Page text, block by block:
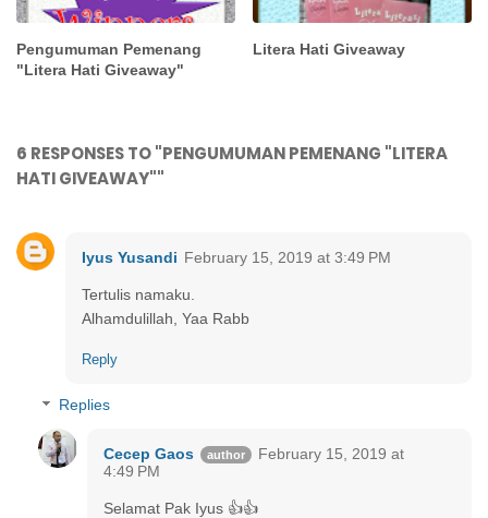
Pengumuman Pemenang
"Litera Hati Giveaway"
Litera Hati Giveaway
6 RESPONSES TO "PENGUMUMAN PEMENANG "LITERA
HATI GIVEAWAY""
Iyus Yusandi February 15, 2019 at 3:49 PM
Tertulis namaku.
Alhamdulillah, Yaa Rabb
Reply
Replies
Cecep Gaos
February 15, 2019 at
4:49 PM
Selamat Pak Iyus 👍👍